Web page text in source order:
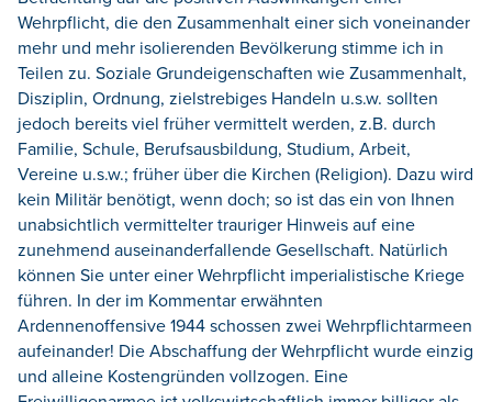
Wehrpflicht, die den Zusammenhalt einer sich voneinander
mehr und mehr isolierenden Bevölkerung stimme ich in
Teilen zu. Soziale Grundeigenschaften wie Zusammenhalt,
Disziplin, Ordnung, zielstrebiges Handeln u.s.w. sollten
jedoch bereits viel früher vermittelt werden, z.B. durch
Familie, Schule, Berufsausbildung, Studium, Arbeit,
Vereine u.s.w.; früher über die Kirchen (Religion). Dazu wird
kein Militär benötigt, wenn doch; so ist das ein von Ihnen
unabsichtlich vermittelter trauriger Hinweis auf eine
zunehmend auseinanderfallende Gesellschaft. Natürlich
können Sie unter einer Wehrpflicht imperialistische Kriege
führen. In der im Kommentar erwähnten
Ardennenoffensive 1944 schossen zwei Wehrpflichtarmeen
aufeinander! Die Abschaffung der Wehrpflicht wurde einzig
und alleine Kostengründen vollzogen. Eine